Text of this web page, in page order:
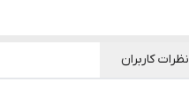
نظرات کاربران